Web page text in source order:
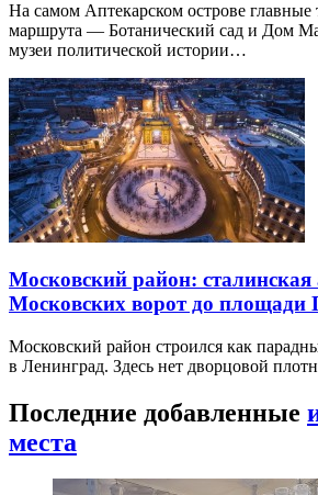
На самом Аптекарском острове главные
маршрута — Ботанический сад и Дом
музеи политической истории…
Московский район: сталинская
Московских ворот до площади
Московский район строился как
в Ленинград. Здесь нет дворцовой
Последние добавленные
места